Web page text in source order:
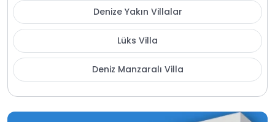
Denize Yakın Villalar
Lüks Villa
Deniz Manzaralı Villa